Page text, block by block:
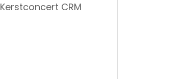
Kerstconcert CRM